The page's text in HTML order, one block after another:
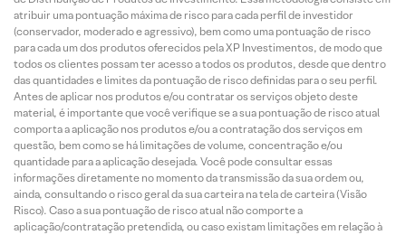
atribuir uma pontuação máxima de risco para cada perfil de investidor
(conservador, moderado e agressivo), bem como uma pontuação de risco
para cada um dos produtos oferecidos pela XP Investimentos, de modo que
todos os clientes possam ter acesso a todos os produtos, desde que dentro
das quantidades e limites da pontuação de risco definidas para o seu perfil.
Antes de aplicar nos produtos e/ou contratar os serviços objeto deste
material, é importante que você verifique se a sua pontuação de risco atual
comporta a aplicação nos produtos e/ou a contratação dos serviços em
questão, bem como se há limitações de volume, concentração e/ou
quantidade para a aplicação desejada. Você pode consultar essas
informações diretamente no momento da transmissão da sua ordem ou,
ainda, consultando o risco geral da sua carteira na tela de carteira (Visão
Risco). Caso a sua pontuação de risco atual não comporte a
aplicação/contratação pretendida, ou caso existam limitações em relação à